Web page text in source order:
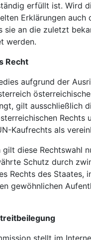
erfüllt ist. Wird
Erklärungen auch
sie an die zuletzt
werden.
Recht
aufgrund der
gilt ausschließlich
Rechts
Kaufrechts als
gilt diese Rechtswahl
Schutz durch
Rechts des Staates,
gewöhnlichen
stellt im